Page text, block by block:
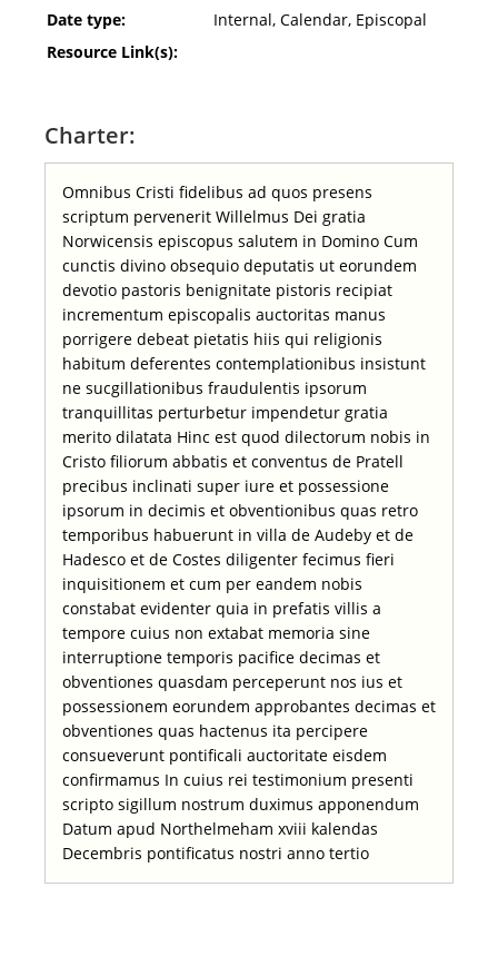
Date type:
Internal, Calendar, Episcopal
Resource Link(s):
Charter:
Omnibus Cristi fidelibus ad quos presens
scriptum pervenerit Willelmus Dei gratia
Norwicensis episcopus salutem in Domino Cum
cunctis divino obsequio deputatis ut eorundem
devotio pastoris benignitate pistoris recipiat
incrementum episcopalis auctoritas manus
porrigere debeat pietatis hiis qui religionis
habitum deferentes contemplationibus insistunt
ne sucgillationibus fraudulentis ipsorum
tranquillitas perturbetur impendetur gratia
merito dilatata Hinc est quod dilectorum nobis in
Cristo filiorum abbatis et conventus de Pratell
precibus inclinati super iure et possessione
ipsorum in decimis et obventionibus quas retro
temporibus habuerunt in villa de Audeby et de
Hadesco et de Costes diligenter fecimus fieri
inquisitionem et cum per eandem nobis
constabat evidenter quia in prefatis villis a
tempore cuius non extabat memoria sine
interruptione temporis pacifice decimas et
obventiones quasdam perceperunt nos ius et
possessionem eorundem approbantes decimas et
obventiones quas hactenus ita percipere
consueverunt pontificali auctoritate eisdem
confirmamus In cuius rei testimonium presenti
scripto sigillum nostrum duximus apponendum
Datum apud Northelmeham xviii kalendas
Decembris pontificatus nostri anno tertio